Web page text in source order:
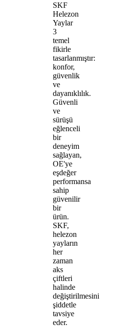
SKF
Helezon
Yaylar
3
temel
fikirle
tasarlanmıştır:
konfor,
güvenlik
ve
dayanıklılık.
Güvenli
ve
sürüşü
eğlenceli
bir
deneyim
sağlayan,
OE'ye
eşdeğer
performansa
sahip
güvenilir
bir
ürün.
SKF,
helezon
yayların
her
zaman
aks
çiftleri
halinde
değiştirilmesini
şiddetle
tavsiye
eder.